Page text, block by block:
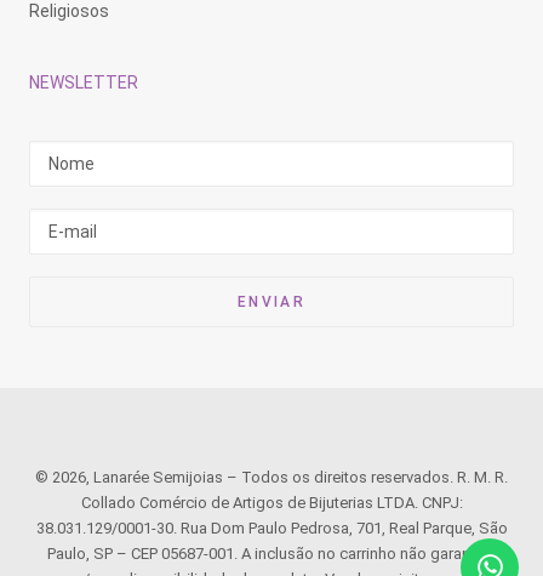
Religiosos
NEWSLETTER
© 2026, Lanarée Semijoias – Todos os direitos reservados. R. M. R.
Collado Comércio de Artigos de Bijuterias LTDA. CNPJ:
38.031.129/0001-30. Rua Dom Paulo Pedrosa, 701, Real Parque, São
Paulo, SP – CEP 05687-001. A inclusão no carrinho não garante o